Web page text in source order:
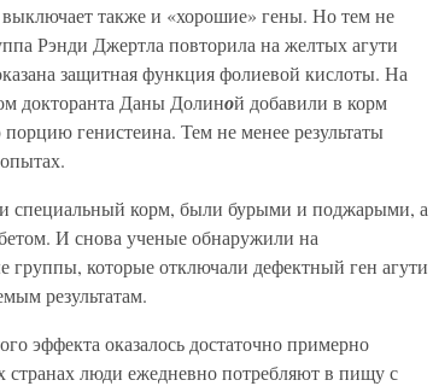
также и «хорошие» гены. Но тем не
Рэнди Джертла повторила на желтых агути
защитная функция фолиевой кислоты. На
докторанта Даны Долиной добавили в корм
генистеина. Тем не менее результаты
специальный корм, были бурыми и поджарыми, а
И снова ученые обнаружили на
которые отключали дефектный ген агути
результатам.
эффекта оказалось достаточно примерно
странах люди ежедневно потребляют в пищу с